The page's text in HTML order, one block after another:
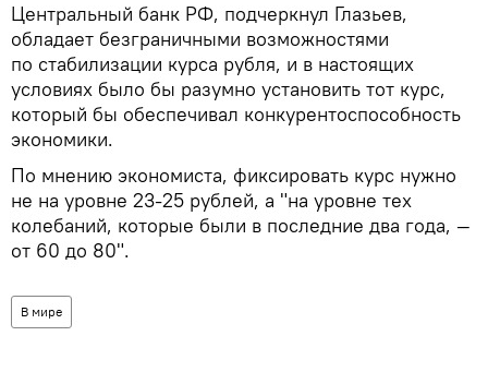
Центральный банк РФ, подчеркнул Глазьев,
обладает безграничными возможностями
по стабилизации курса рубля, и в настоящих
условиях было бы разумно установить тот курс,
который бы обеспечивал конкурентоспособность
экономики.
По мнению экономиста, фиксировать курс нужно
не на уровне 23-25 рублей, а "на уровне тех
колебаний, которые были в последние два года, —
от 60 до 80".
В мире